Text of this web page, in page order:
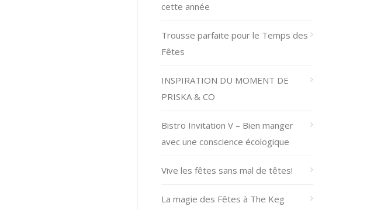
cette année
Trousse parfaite pour le Temps des
Fêtes
INSPIRATION DU MOMENT DE
PRISKA & CO
Bistro Invitation V – Bien manger
avec une conscience écologique
Vive les fêtes sans mal de têtes!
La magie des Fêtes à The Keg